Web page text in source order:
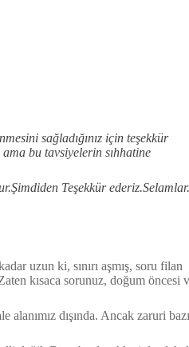
sağladığınız için teşekkür
bu tavsiyelerin sıhhatine
Teşekkür
uzun ki, sınırı aşmış, soru filan
kısaca sorunuz, doğum öncesi
dışında. Ancak zaruri bazı